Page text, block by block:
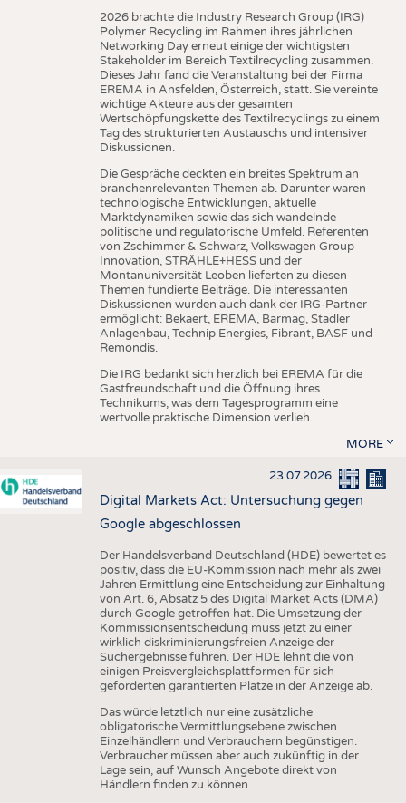
2026 brachte die Industry Research Group (IRG)
Polymer Recycling im Rahmen ihres jährlichen
Networking Day erneut einige der wichtigsten
Stakeholder im Bereich Textilrecycling zusammen.
Dieses Jahr fand die Veranstaltung bei der Firma
EREMA in Ansfelden, Österreich, statt. Sie vereinte
wichtige Akteure aus der gesamten
Wertschöpfungskette des Textilrecyclings zu einem
Tag des strukturierten Austauschs und intensiver
Diskussionen.
Die Gespräche deckten ein breites Spektrum an
branchenrelevanten Themen ab. Darunter waren
technologische Entwicklungen, aktuelle
Marktdynamiken sowie das sich wandelnde
politische und regulatorische Umfeld. Referenten
von Zschimmer & Schwarz, Volkswagen Group
Innovation, STRÄHLE+HESS und der
Montanuniversität Leoben lieferten zu diesen
Themen fundierte Beiträge. Die interessanten
Diskussionen wurden auch dank der IRG-Partner
ermöglicht: Bekaert, EREMA, Barmag, Stadler
Anlagenbau, Technip Energies, Fibrant, BASF und
Remondis.
Die IRG bedankt sich herzlich bei EREMA für die
Gastfreundschaft und die Öffnung ihres
Technikums, was dem Tagesprogramm eine
wertvolle praktische Dimension verlieh.
MORE
23.07.2026
Digital Markets Act: Untersuchung gegen
Google abgeschlossen
Der Handelsverband Deutschland (HDE) bewertet es
positiv, dass die EU-Kommission nach mehr als zwei
Jahren Ermittlung eine Entscheidung zur Einhaltung
von Art. 6, Absatz 5 des Digital Market Acts (DMA)
durch Google getroffen hat. Die Umsetzung der
Kommissionsentscheidung muss jetzt zu einer
wirklich diskriminierungsfreien Anzeige der
Suchergebnisse führen. Der HDE lehnt die von
einigen Preisvergleichsplattformen für sich
geforderten garantierten Plätze in der Anzeige ab.
Das würde letztlich nur eine zusätzliche
obligatorische Vermittlungsebene zwischen
Einzelhändlern und Verbrauchern begünstigen.
Verbraucher müssen aber auch zukünftig in der
Lage sein, auf Wunsch Angebote direkt von
Händlern finden zu können.